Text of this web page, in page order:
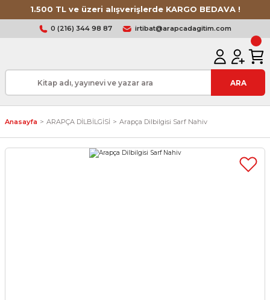
1.500 TL ve üzeri alışverişlerde KARGO BEDAVA !
0 (216) 344 98 87 irtibat@arapcadagitim.com
ARA
Anasayfa ARAPÇA DİLBİLGİSİ Arapça Dilbilgisi Sarf Nahiv